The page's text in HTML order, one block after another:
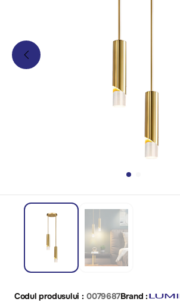
Codul produsului : 0079687Brand :